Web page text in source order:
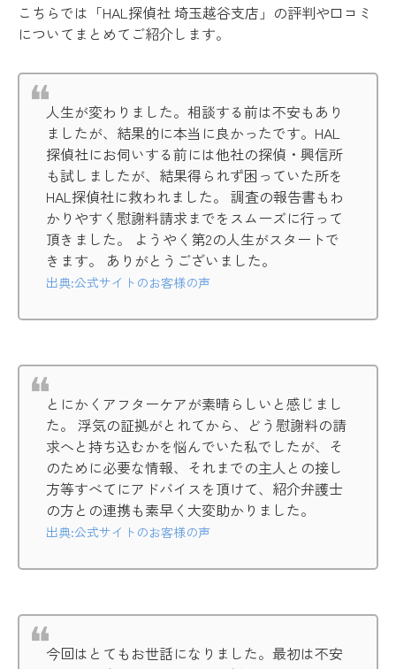
こちらでは「HAL探偵社 埼玉越谷支店」の評判や口コミ
についてまとめてご紹介します。
人生が変わりました。相談する前は不安もあり
ましたが、結果的に本当に良かったです。HAL
探偵社にお伺いする前には他社の探偵・興信所
も試しましたが、結果得られず困っていた所を
HAL探偵社に救われました。 調査の報告書もわ
かりやすく慰謝料請求までをスムーズに行って
頂きました。 ようやく第2の人生がスタートで
きます。 ありがとうございました。
出典:公式サイトのお客様の声
とにかくアフターケアが素晴らしいと感じまし
た。 浮気の証拠がとれてから、どう慰謝料の請
求へと持ち込むかを悩んでいた私でしたが、そ
のために必要な情報、それまでの主人との接し
方等すべてにアドバイスを頂けて、紹介弁護士
の方との連携も素早く大変助かりました。
出典:公式サイトのお客様の声
今回はとてもお世話になりました。最初は不安